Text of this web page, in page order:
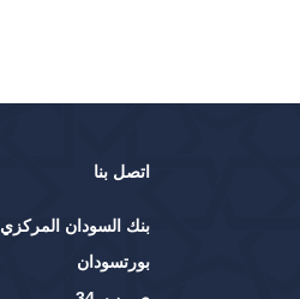
اتصل بنا
بنك السودان المركزي
بورتسودان